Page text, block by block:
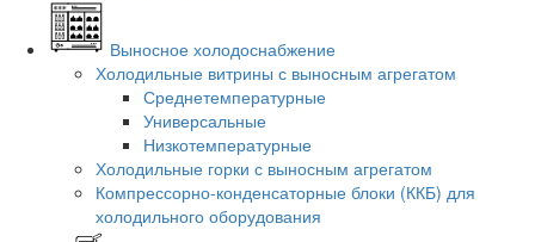
Выносное холодоснабжение
Холодильные витрины с выносным агрегатом
Среднетемпературные
Универсальные
Низкотемпературные
Холодильные горки с выносным агрегатом
Компрессорно-конденсаторные блоки (ККБ) для
холодильного оборудования